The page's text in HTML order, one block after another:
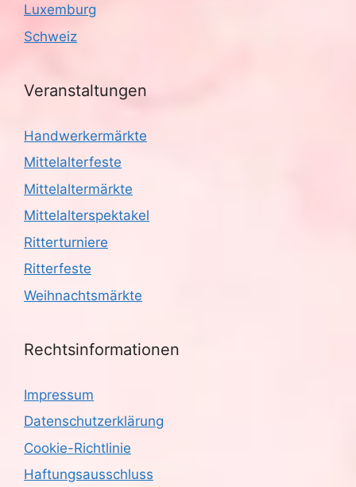
Luxemburg
Schweiz
Veranstaltungen
Handwerkermärkte
Mittelalterfeste
Mittelaltermärkte
Mittelalterspektakel
Ritterturniere
Ritterfeste
Weihnachtsmärkte
Rechtsinformationen
Impressum
Datenschutzerklärung
Cookie-Richtlinie
Haftungsausschluss